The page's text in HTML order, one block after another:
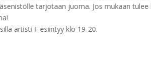
tarjotaan juoma. Jos mukaan
artisti F esiintyy klo 19-20.